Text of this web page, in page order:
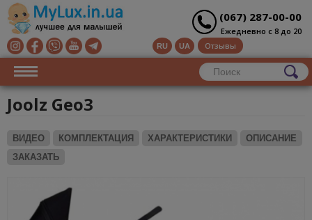
(067) 287-00-00
Ежедневно с 8 до 20
RU UA Отзывы
Joolz Geo3
ВИДЕО КОМПЛЕКТАЦИЯ ХАРАКТЕРИСТИКИ
ОПИСАНИЕ
ЗАКАЗАТЬ